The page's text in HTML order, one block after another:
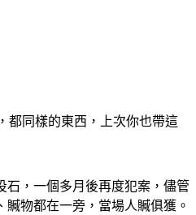
都同樣的東西，上次你也帶這
，一個多月後再度犯案，儘管